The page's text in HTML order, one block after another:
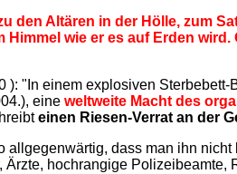
den Altären in der Hölle, zum
Himmel wie er es auf Erden
): "In einem explosiven
), eine weltweite Macht des
einen Riesen-Verrat an der
allgegenwärtig, dass man ihn
Ärzte, hochrangige